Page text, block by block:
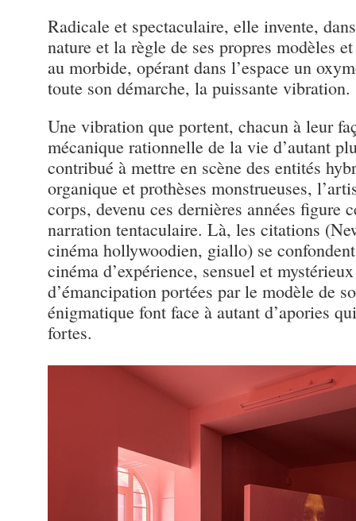
Radicale et spectaculaire, elle invente,
nature et la règle de ses propres modèles
au morbide, opérant dans l’espace un
toute son démarche, la puissante vibration.
Une vibration que portent, chacun à leur
mécanique rationnelle de la vie d’autant
contribué à mettre en scène des entités
organique et prothèses monstrueuses,
corps, devenu ces dernières années figure
narration tentaculaire. Là, les citations
cinéma hollywoodien, giallo) se
cinéma d’expérience, sensuel et
d’émancipation portées par le modèle de
énigmatique font face à autant d’apories
fortes.